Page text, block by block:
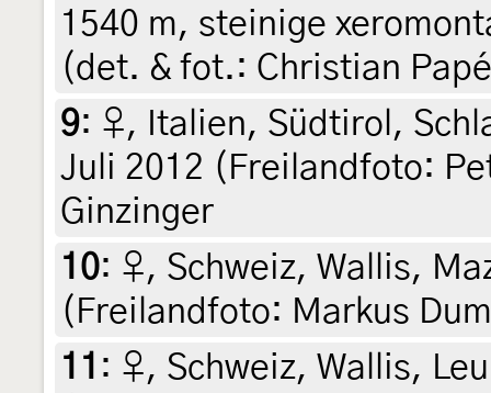
1540 m, steinige
(det. & fot.: Christian
9: ♀, Italien, Südtirol,
Juli 2012 (Freilandfoto:
Ginzinger
10: ♀, Schweiz, Wallis,
(Freilandfoto: Markus
11 : ♀, Schweiz, Wallis,